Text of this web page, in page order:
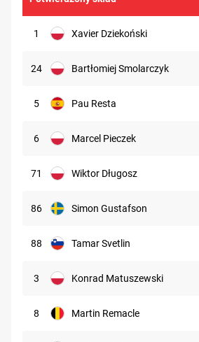
1 Xavier Dziekoński
24 Bartłomiej Smolarczyk
5 Pau Resta
6 Marcel Pieczek
71 Wiktor Długosz
86 Simon Gustafson
88 Tamar Svetlin
3 Konrad Matuszewski
8 Martin Remacle